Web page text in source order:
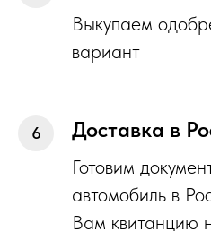
Выкупаем
вариант
Доставка в
Готовим
автомобиль в
Вам квитанцию